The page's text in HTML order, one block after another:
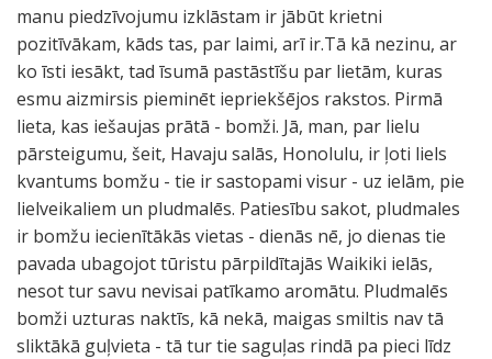
manu piedzīvojumu izklāstam ir jābūt krietni
pozitīvākam, kāds tas, par laimi, arī ir.Tā kā nezinu, ar
ko īsti iesākt, tad īsumā pastāstīšu par lietām, kuras
esmu aizmirsis pieminēt iepriekšējos rakstos. Pirmā
lieta, kas iešaujas prātā - bomži. Jā, man, par lielu
pārsteigumu, šeit, Havaju salās, Honolulu, ir ļoti liels
kvantums bomžu - tie ir sastopami visur - uz ielām, pie
lielveikaliem un pludmalēs. Patiesību sakot, pludmales
ir bomžu iecienītākās vietas - dienās nē, jo dienas tie
pavada ubagojot tūristu pārpildītajās Waikiki ielās,
nesot tur savu nevisai patīkamo aromātu. Pludmalēs
bomži uzturas naktīs, kā nekā, maigas smiltis nav tā
sliktākā guļvieta - tā tur tie saguļas rindā pa pieci līdz